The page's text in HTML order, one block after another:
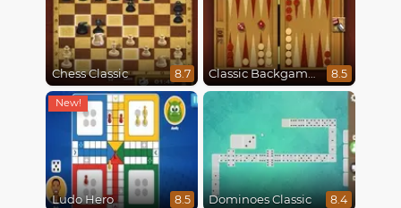
Chess Classic 8.7 Classic Backgammon 8.5
Ludo Hero 8.5 Dominoes Classic 8.4